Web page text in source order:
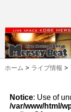
ホーム > ライブ情報 >
Notice: Use of
/var/www/html/